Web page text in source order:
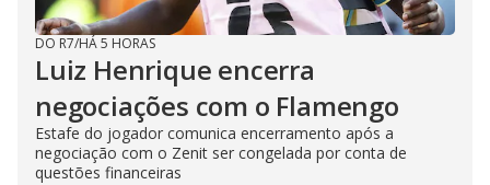
DO R7/HÁ 5 HORAS
Luiz Henrique encerra
negociações com o Flamengo
Estafe do jogador comunica encerramento após a
negociação com o Zenit ser congelada por conta de
questões financeiras